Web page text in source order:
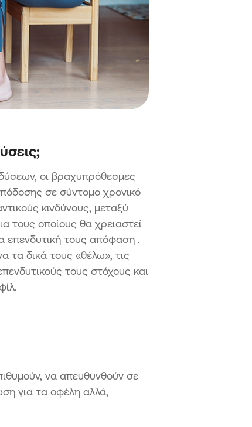
οι βραχυπρόθεσμες
σε σύντομο χρονικό
κινδύνους, μεταξύ
τους οποίους θα χρειαστεί
επενδυτική τους απόφαση .
τα δικά τους «θέλω», τις
τους στόχους και
να απευθυνθούν σε
για τα οφέλη αλλά,